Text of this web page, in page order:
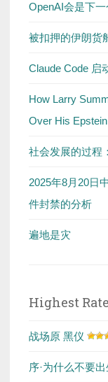
OpenAI会是下一
被扣押的伊朗货
Claude Code 启
How Larry
Over His
社会发展的过程
2025年8月20日
件封禁的分析
遍地是灾
Highest
战场原 黑仪
序·为什么不要